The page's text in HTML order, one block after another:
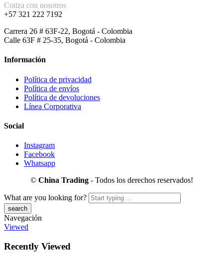
Cotiza con nosotros
+57 321 222 7192
Carrera 26 # 63F-22, Bogotá - Colombia
Calle 63F # 25-35, Bogotá - Colombia
Información
Política de privacidad
Política de envíos
Política de devoluciones
Línea Corporativa
Social
Instagram
Facebook
Whatsapp
© China Trading - Todos los derechos reservados!
What are you looking for?
Navegación
Viewed
Recently Viewed